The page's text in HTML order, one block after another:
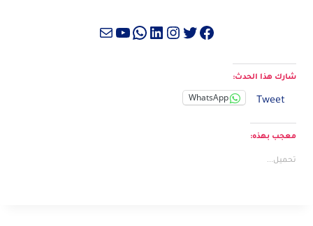
فيسبوك
تويترإنستجرام
لينكد إن واتساب
يوتيوب
بريد
شارك هذا الحدث:
Tweet
WhatsApp
معجب بهذه:
تحميل...